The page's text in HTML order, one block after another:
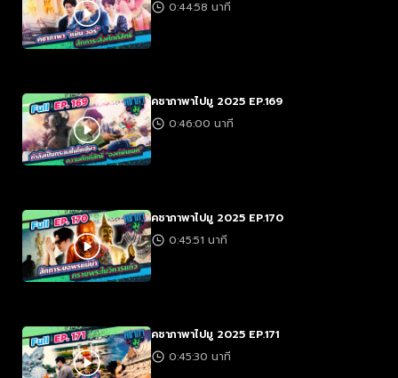
0:44:58 นาที
คชาภาพาไปมู 2025 EP.169
0:46:00 นาที
คชาภาพาไปมู 2025 EP.170
0:45:51 นาที
คชาภาพาไปมู 2025 EP.171
0:45:30 นาที